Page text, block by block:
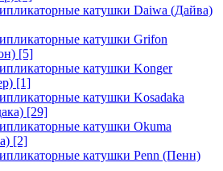
катушки Daiwa (Дайва)
катушки Grifon
[5]
катушки Konger
[1]
катушки Kosadaka
[29]
катушки Okuma
[2]
катушки Penn (Пенн)